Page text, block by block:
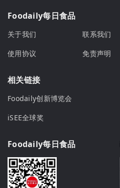
Foodaily每日食品
关于我们 联系我们
使用协议
免责声明
相关链接
Foodaily创新博览会
iSEE全球奖
Foodaily每日食品